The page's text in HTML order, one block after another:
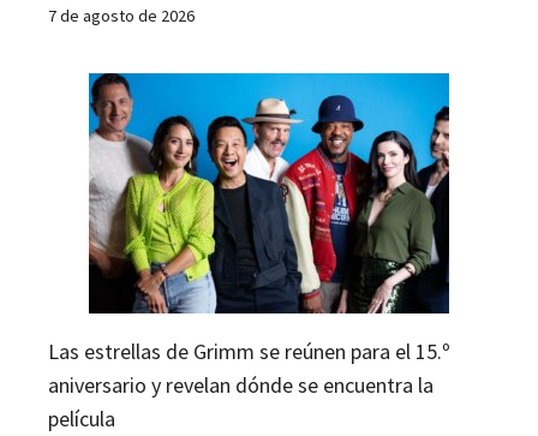
7 de agosto de 2026
Las estrellas de Grimm se reúnen para el 15.º
aniversario y revelan dónde se encuentra la
película